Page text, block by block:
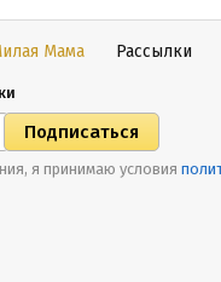
Мама Рассылки
я принимаю условия